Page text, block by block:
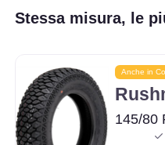
Stessa misura, le
Anche in
145/80